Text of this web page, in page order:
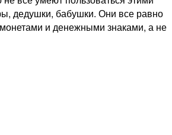
дедушки, бабушки. Они все равно
монетами и денежными знаками, а не